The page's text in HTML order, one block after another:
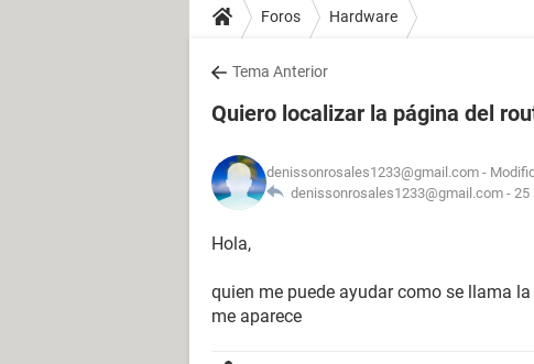
Foros Hardware
Tema Anterior
Quiero localizar la página del
denissonrosales1233@gmail.com -
denissonrosales1233@gmail.com - 25
Hola,
quien me puede ayudar como se llama
me aparece